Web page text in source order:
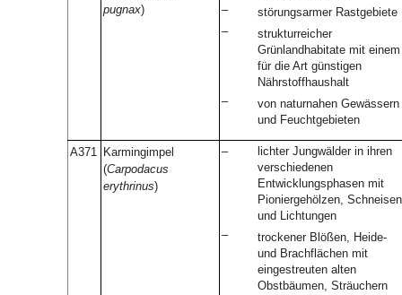
pugnax)
–
störungsarmer Rastgebiete
–
strukturreicher
Grünlandhabitate mit einem
für die Art günstigen
Nährstoffhaushalt
–
von naturnahen Gewässern
und Feuchtgebieten
A371 Karmingimpel
(Carpodacus
erythrinus)
–
lichter Jungwälder in ihren
verschiedenen
Entwicklungsphasen mit
Pioniergehölzen, Schneisen
und Lichtungen
–
trockener Blößen, Heide-
und Brachflächen mit
eingestreuten alten
Obstbäumen, Sträuchern